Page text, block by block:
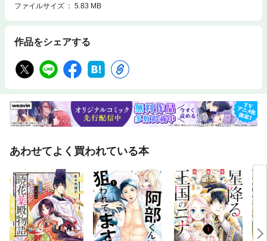
ファイルサイズ
5.83 MB
作品をシェアする
あわせてよく買われている本